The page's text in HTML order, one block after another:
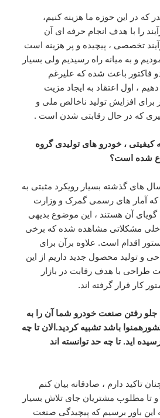
که در این حوزه ما هزینه کنیم،
را با هدف انجام حرفه ای آن
تخصصی ، پیچیده و پر هزینه است
و به میانه راه رسیدیم ولی بسیار
باعث شده که علیرغم
، اول اعتقاد به ایجاد مزیت
افزایش تولید ناخالص ملی و
که در حال رقابتی شدن است .
کیفیتی ، خودرو های تولیدی گروه
شده است؟
های گذشته بسیار رویکرد مثبتی به
که آمار های رسمی گمرک و وزارت
آن هستند ، این موضوع بدیهی
مشکلاتی مشاهده شده که برخی
اقدام است. علاوه برآن برای
و تولید محصول جدید داریم از این
با هدف رقابت در بازار
کار قرار گرفته اند.
رفتن صنعت خودرو شما آن را به
باشد تشبیه کردید.الان تا چه
اید. تا چه حد توانسته اند
تاکید دارم ، صادقانه بیان کنم
تا مطلوب مشتریان جای تلاش بسیار
این باور برسیم که پیچیدگی صنعت